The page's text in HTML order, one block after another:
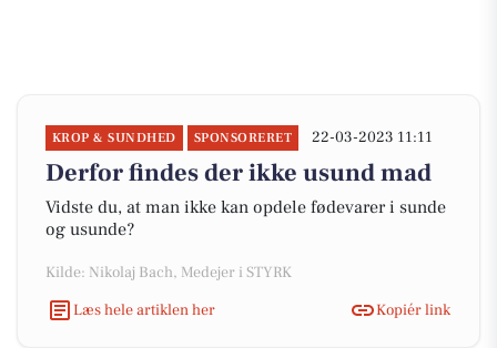
KROP & SUNDHED SPONSORERET 22-03-2023 11:11
Derfor findes der ikke usund mad
Vidste du, at man ikke kan opdele fødevarer i sunde
og usunde?
Kilde: Nikolaj Bach, Medejer i STYRK
Læs hele artiklen her
Kopiér link